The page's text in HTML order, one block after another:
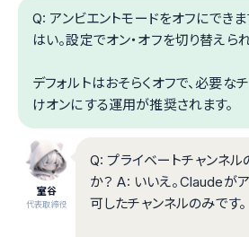
Q: アンビエントモードをオフにでき
はい。設定でオン・オフを切り替えられ
デフォルトはおそらくオフで、必要な
けオンにする運用が推奨されます。
室谷
代表取締役
Q: プライベートチャンネ
か？ A: いいえ。Claudeが
可したチャンネルのみです。